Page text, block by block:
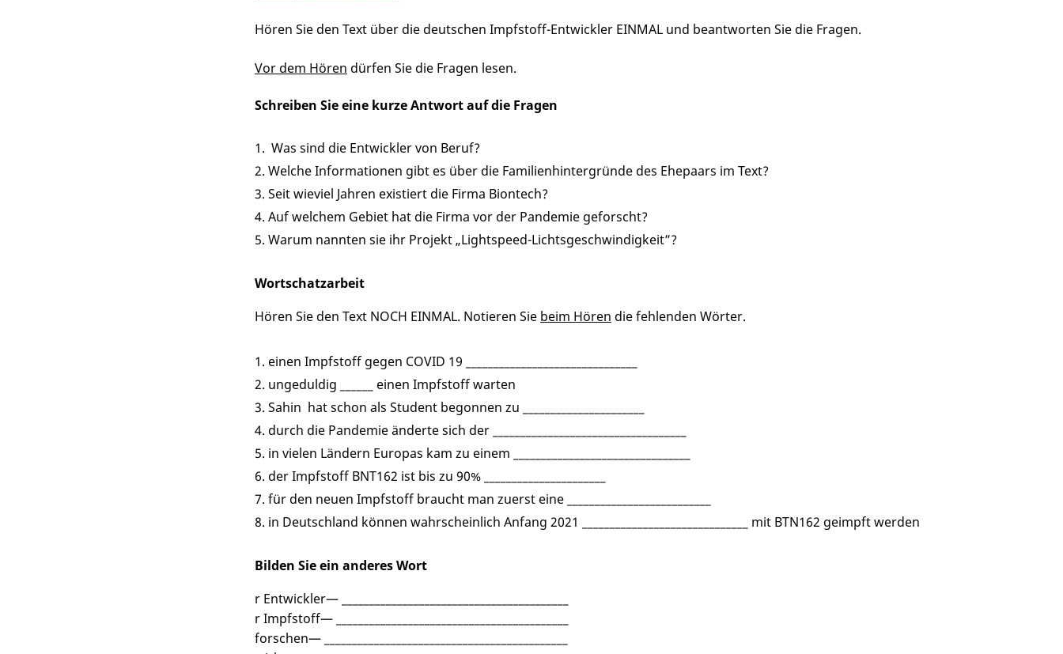
Hören Sie den Text über die deutschen Impfstoff-Entwickler EINMAL und beantworten Sie die Fragen.
Vor dem Hören dürfen Sie die Fragen lesen.
Schreiben Sie eine kurze Antwort auf die Fragen
Was sind die Entwickler von Beruf?
Welche Informationen gibt es über die Familienhintergründe des Ehepaars im Text?
Seit wieviel Jahren existiert die Firma Biontech?
Auf welchem Gebiet hat die Firma vor der Pandemie geforscht?
Warum nannten sie ihr Projekt „Lightspeed-Lichtsgeschwindigkeit”?
Wortschatzarbeit
Hören Sie den Text NOCH EINMAL. Notieren Sie beim Hören die fehlenden Wörter.
einen Impfstoff gegen COVID 19 _______________________________
ungeduldig ______ einen Impfstoff warten
Sahin hat schon als Student begonnen zu ______________________
durch die Pandemie änderte sich der ___________________________________
in vielen Ländern Europas kam zu einem ________________________________
der Impfstoff BNT162 ist bis zu 90% ______________________
für den neuen Impfstoff braucht man zuerst eine __________________________
in Deutschland können wahrscheinlich Anfang 2021 ______________________________ mit BTN162 geimpft werden
Bilden Sie ein anderes Wort
r Entwickler— _________________________________________
r Impfstoff— __________________________________________
forschen— ____________________________________________